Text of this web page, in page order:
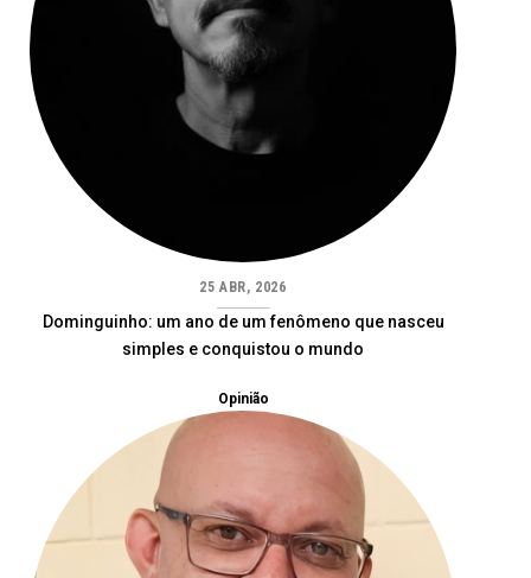
25 ABR, 2026
Dominguinho: um ano de um fenômeno que nasceu
simples e conquistou o mundo
Opinião